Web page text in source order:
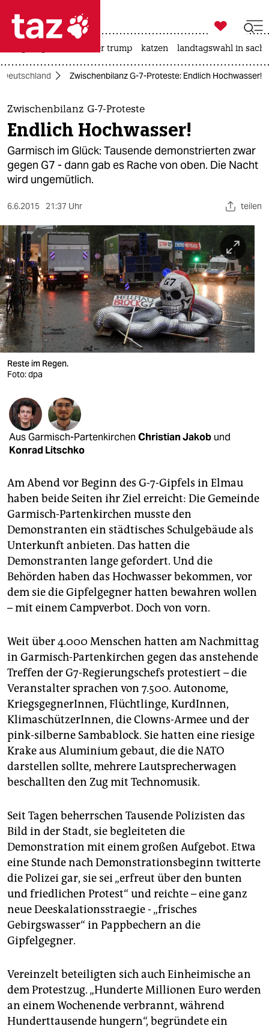
 taz zahl ich
taz zahl ich
themen
politik
öko
gesellschaft
sport
berlin
nord
wahrheit
verlag
verlag
veranstaltungen
shop
fragen & hilfe
abo
genossenschaft
epaper login

taz zahl ich
usa unter trump katzen landtagswahl in
Deutschland Zwischenbilanz G-7-Proteste: Endlich Hochwasser!
Zwischenbilanz G-7-Proteste
Endlich Hochwasser!
Garmisch im Glück: Tausende demonstrierten zwar
gegen G7 - dann gab es Rache von oben. Die Nacht
wird ungemütlich.
6.6.2015 21:37 Uhr teilen
Reste im Regen.
Foto: dpa
Aus Garmisch-Partenkirchen Christian Jakob und
Konrad Litschko
Am Abend vor Beginn des G-7-Gipfels in Elmau
haben beide Seiten ihr Ziel erreicht: Die Gemeinde
Garmisch-Partenkirchen musste den
Demonstranten ein städtisches Schulgebäude als
Unterkunft anbieten. Das hatten die
Demonstranten lange gefordert. Und die
Behörden haben das Hochwasser bekommen, vor
dem sie die Gipfelgegner hatten bewahren wollen
– mit einem Campverbot. Doch von vorn.
Weit über 4.000 Menschen hatten am Nachmittag
in Garmisch-Partenkirchen gegen das anstehende
Treffen der G7-Regierungschefs protestiert – die
Veranstalter sprachen von 7.500. Autonome,
KriegsgegnerInnen, Flüchtlinge, KurdInnen,
KlimaschützerInnen, die Clowns-Armee und der
pink-silberne Sambablock. Sie hatten eine riesige
Krake aus Aluminium gebaut, die die NATO
darstellen sollte, mehrere Lautsprecherwagen
beschallten den Zug mit Technomusik.
Seit Tagen beherrschen Tausende Polizisten das
Bild in der Stadt, sie begleiteten die
Demonstration mit einem großen Aufgebot. Etwa
eine Stunde nach Demonstrationsbeginn twitterte
die Polizei gar, sie sei „erfreut über den bunten
und friedlichen Protest“ und reichte – eine ganz
neue Deeskalationsstraegie - „frisches
Gebirgswasser“ in Pappbechern an die
Gipfelgegner.
Vereinzelt beteiligten sich auch Einheimische an
dem Protestzug. „Hunderte Millionen Euro werden
an einem Wochenende verbrannt, während
Hunderttausende hungern“, begründete ein